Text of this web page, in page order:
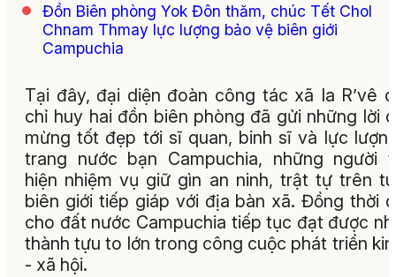
Đồn Biên phòng Yok Đôn thăm, chúc Tết Chol
Chnam Thmay lực lượng bảo vệ biên giới
Campuchia
Tại đây, đại diện đoàn công tác xã Ia R’vê
chỉ huy hai đồn biên phòng đã gửi những lời
mừng tốt đẹp tới sĩ quan, binh sĩ và lực
trang nước bạn Campuchia, những người
hiện nhiệm vụ giữ gìn an ninh, trật tự trên
biên giới tiếp giáp với địa bàn xã. Đồng thời
cho đất nước Campuchia tiếp tục đạt được
thành tựu to lớn trong công cuộc phát triển
- xã hội.